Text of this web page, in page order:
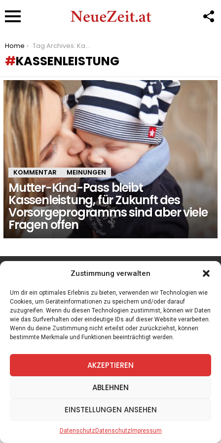
Zustimmung verwalten
Um dir ein optimales Erlebnis zu bieten, verwenden wir Technologien wie
Cookies, um Geräteinformationen zu speichern und/oder darauf
zuzugreifen. Wenn du diesen Technologien zustimmst, können wir Daten
wie das Surfverhalten oder eindeutige IDs auf dieser Website verarbeiten.
Wenn du deine Zustimmung nicht erteilst oder zurückziehst, können
bestimmte Merkmale und Funktionen beeinträchtigt werden.
AKZEPTIEREN
ABLEHNEN
EINSTELLUNGEN ANSEHEN
DatenschutzDatenschutzImpressum
You are here:
Home Tag Archives: Kassenleistung
KASSENLEISTUNG
LATEST
STORIES
KOMMENTAR MEINUNGEN
Mutter-Kind-Pass bleibt
Kassenleistung, für Zukunft des
Vorsorgeprogramms sind aber viele
Fragen offen
facebook instagram
Spiele Zitate Kontakt Datenschutz Impressum